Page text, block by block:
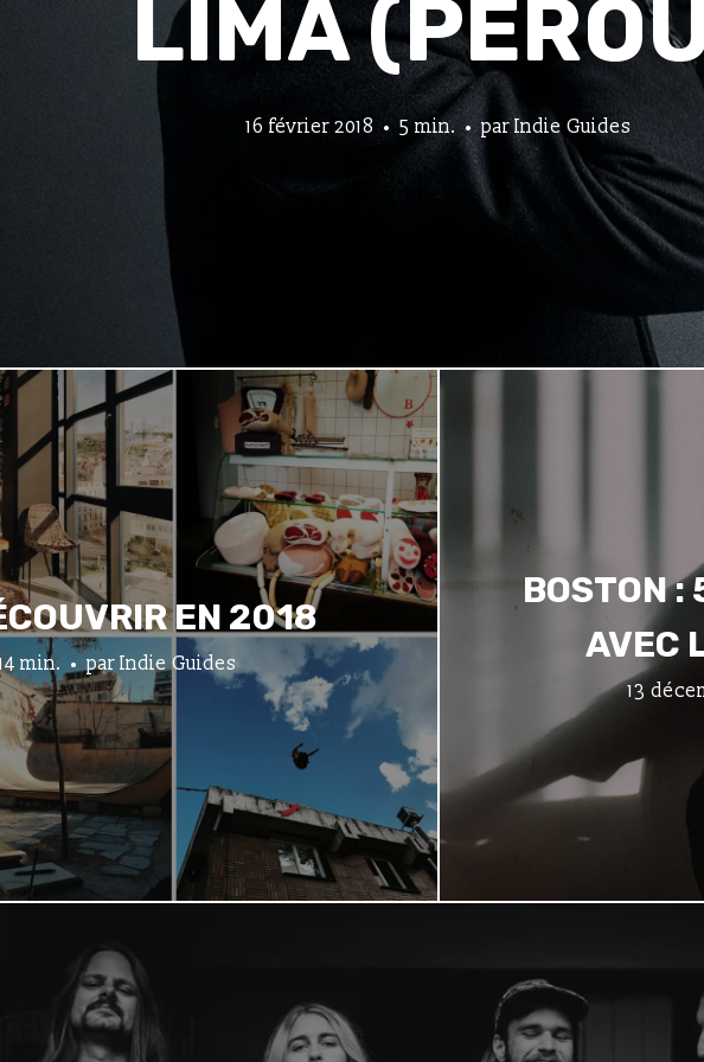
LIMA
16 février 2018 5 min. parIndie Guides
EN 2018
min. par Indie Guides
BOSTON :
AVEC
13